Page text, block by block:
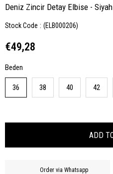
Deniz Zincir Detay Elbise - Siyah
Stock Code (ELB000206)
€49,28
Beden
36 38 40 42
Order via Whatsapp